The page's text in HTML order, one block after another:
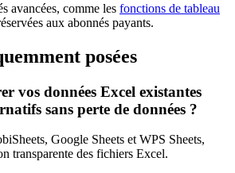
avancées, comme les fonctions de tableau
aux abonnés payants.
posées
vos données Excel existantes
sans perte de données ?
Google Sheets et WPS Sheets,
transparente des fichiers Excel.